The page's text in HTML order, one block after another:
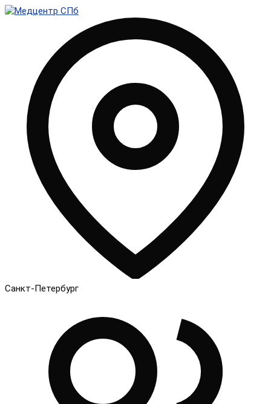
Санкт-Петербург